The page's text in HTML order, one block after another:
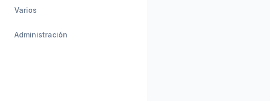
Varios
Administración